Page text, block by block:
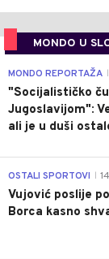
MONDO U
MONDO REPORTAŽA
"Socijalističko
Jugoslavijom":
ali je u duši
OSTALI SPORTOVI
Vujović poslije
Borca kasno